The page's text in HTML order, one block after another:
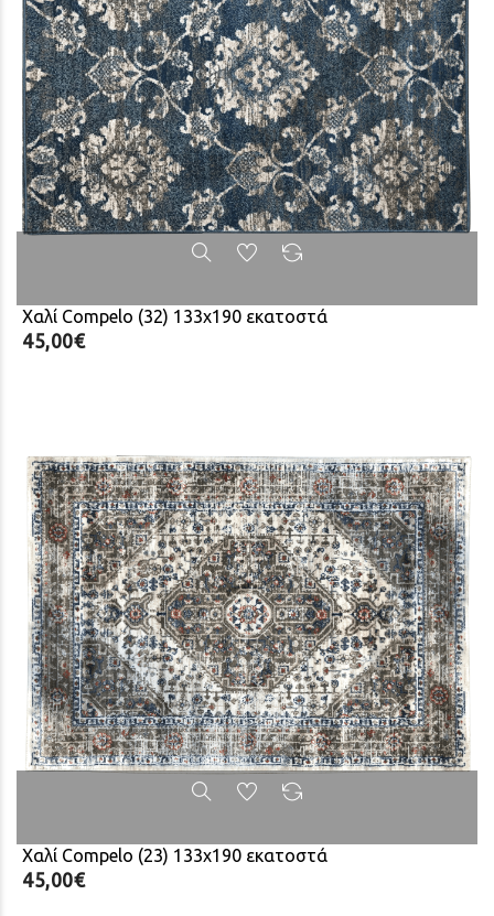
Χαλί Compelo (32) 133x190 εκατοστά
45,00€
Χαλί Compelo (23) 133x190 εκατοστά
45,00€